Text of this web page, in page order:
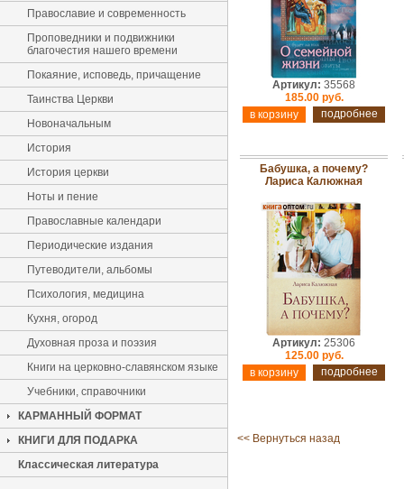
Православие и современность
Проповедники и подвижники
благочестия нашего времени
Покаяние, исповедь, причащение
Таинства Церкви
Новоначальным
История
История церкви
Ноты и пение
Православные календари
Периодические издания
Путеводители, альбомы
Психология, медицина
Кухня, огород
Духовная проза и поэзия
Книги на церковно-славянском языке
Учебники, справочники
КАРМАННЫЙ ФОРМАТ
КНИГИ ДЛЯ ПОДАРКА
Классическая литература
Артикул: 35568
185.00 руб.
подробнее
Бабушка, а почему?
Лариса Калюжная
Артикул: 25306
125.00 руб.
подробнее
<< Вернуться назад